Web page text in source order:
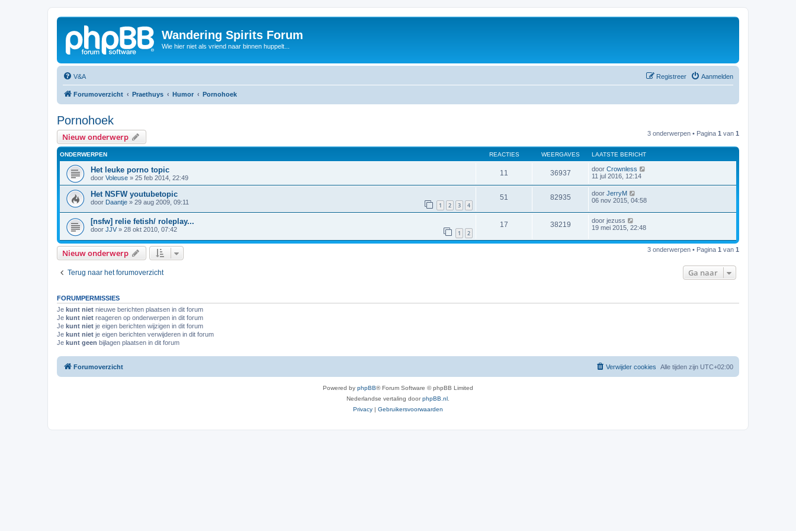
Wandering Spirits Forum
Wie hier niet als vriend naar binnen huppelt...
V&A Aanmelden
Registreer
Forumoverzicht Praethuys Humor Pornohoek
Pornohoek
Nieuw onderwerp 3 onderwerpen • Pagina 1 van 1
ONDERWERPEN REACTIES WEERGAVES LAATSTE BERICHT
Het leuke porno topic
door Voleuse » 25 feb 2014, 22:49
11 36937 door Crownless
11 jul 2016, 12:14
Het NSFW youtubetopic
door Daantje » 29 aug 2009, 09:11 1 2 3 4
51 82935 door JerryM
06 nov 2015, 04:58
[nsfw] relie fetish/ roleplay...
door JJV » 28 okt 2010, 07:42 1 2
17 38219 door jezuss
19 mei 2015, 22:48
Nieuw onderwerp 3 onderwerpen • Pagina 1 van 1
Terug naar het forumoverzicht Ga naar
FORUMPERMISSIES
Je kunt niet nieuwe berichten plaatsen in dit forum
Je kunt niet reageren op onderwerpen in dit forum
Je kunt niet je eigen berichten wijzigen in dit forum
Je kunt niet je eigen berichten verwijderen in dit forum
Je kunt geen bijlagen plaatsen in dit forum
Forumoverzicht Alle tijden zijn UTC+02:00
Verwijder cookies
Powered by phpBB® Forum Software © phpBB Limited
Nederlandse vertaling doorphpBB.nl.
Privacy | Gebruikersvoorwaarden